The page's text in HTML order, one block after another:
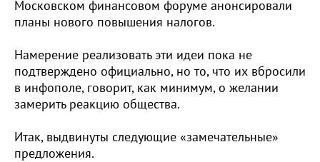
Московском финансовом форуме анонсировали
планы нового повышения налогов.
Намерение реализовать эти идеи пока не
подтверждено официально, но то, что их вбросили
в инфополе, говорит, как минимум, о желании
замерить реакцию общества.
Итак, выдвинуты следующие «замечательные»
предложения.